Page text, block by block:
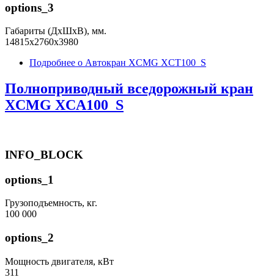
options_3
Габариты (ДхШхВ), мм.
14815x2760x3980
Подробнее о Автокран XCMG XCT100_S
Полноприводный вседорожный кран
XCMG XCA100_S
INFO_BLOCK
options_1
Грузоподъемность, кг.
100 000
options_2
Мощность двигателя, кВт
311